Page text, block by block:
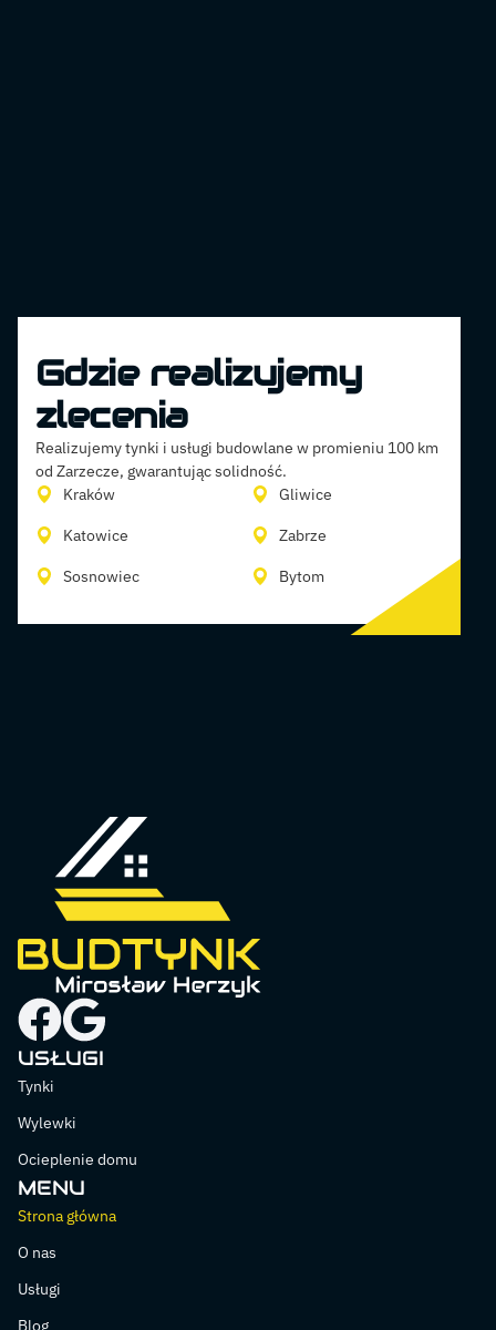
Gdzie realizujemy
zlecenia
Realizujemy tynki i usługi budowlane w promieniu 100 km
od Zarzecze, gwarantując solidność.
Kraków
Katowice
Sosnowiec
Gliwice
Zabrze
Bytom
USŁUGI
Tynki
Wylewki
Ocieplenie domu
MENU
Strona główna
O nas
Usługi
Blog